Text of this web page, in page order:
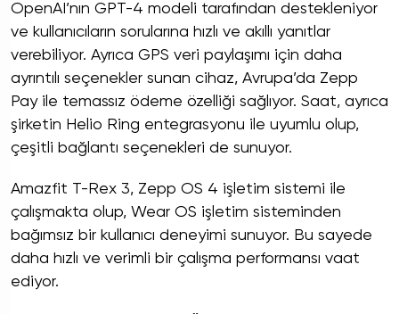
OpenAI’nın GPT-4 modeli tarafından destekleniyor
ve kullanıcıların sorularına hızlı ve akıllı yanıtlar
verebiliyor. Ayrıca GPS veri paylaşımı için daha
ayrıntılı seçenekler sunan cihaz, Avrupa’da Zepp
Pay ile temassız ödeme özelliği sağlıyor. Saat, ayrıca
şirketin Helio Ring entegrasyonu ile uyumlu olup,
çeşitli bağlantı seçenekleri de sunuyor.
Amazfit T-Rex 3, Zepp OS 4 işletim sistemi ile
çalışmakta olup, Wear OS işletim sisteminden
bağımsız bir kullanıcı deneyimi sunuyor. Bu sayede
daha hızlı ve verimli bir çalışma performansı vaat
ediyor.